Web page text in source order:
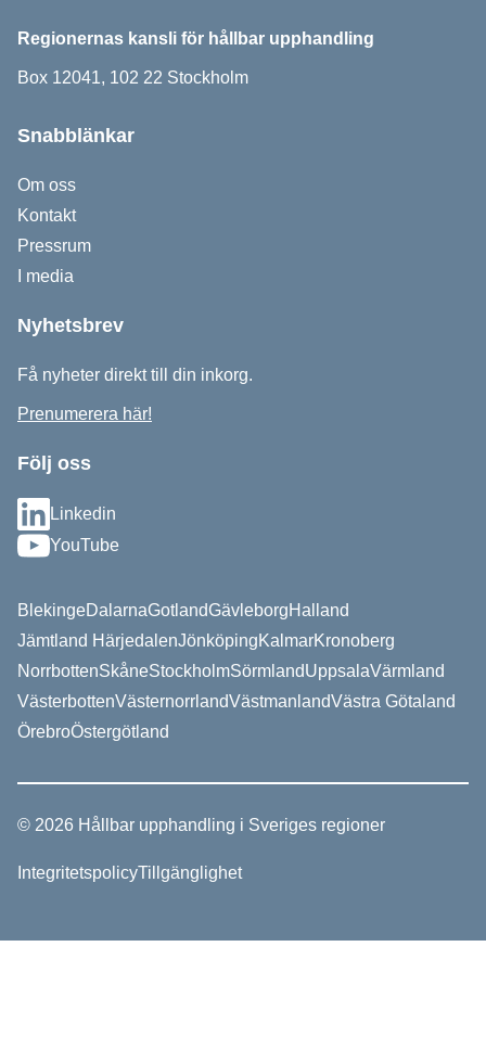
Regionernas kansli för hållbar upphandling
Box 12041, 102 22 Stockholm
Snabblänkar
Om oss
Kontakt
Pressrum
I media
Nyhetsbrev
Få nyheter direkt till din inkorg.
Prenumerera här!
Följ oss
Linkedin
YouTube
BlekingeDalarnaGotlandGävleborgHalland
Jämtland HärjedalenJönköpingKalmarKronoberg
NorrbottenSkåneStockholmSörmlandUppsalaVärmland
VästerbottenVästernorrlandVästmanlandVästra Götaland
ÖrebroÖstergötland
© 2026 Hållbar upphandling i Sveriges regioner
IntegritetspolicyTillgänglighet